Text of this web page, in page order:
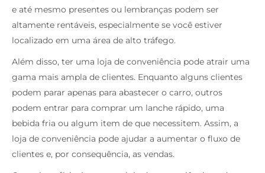
e até mesmo presentes ou lembranças podem ser
altamente rentáveis, especialmente se você estiver
localizado em uma área de alto tráfego.
Além disso, ter uma loja de conveniência pode atrair uma
gama mais ampla de clientes. Enquanto alguns clientes
podem parar apenas para abastecer o carro, outros
podem entrar para comprar um lanche rápido, uma
bebida fria ou algum item de que necessitem. Assim, a
loja de conveniência pode ajudar a aumentar o fluxo de
clientes e, por consequência, as vendas.